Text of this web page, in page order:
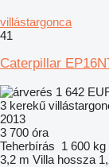
villástargonca
41
Caterpillar
1 642
3 kerekű
2013
3 700 óra
Teherbírás 1 600 kg
3,2 m Villa hossza